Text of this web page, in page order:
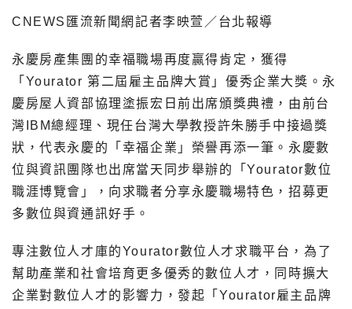
CNEWS匯流新聞網記者李映萱／台北報導
永慶房產集團的幸福職場再度贏得肯定，獲得
「Yourator 第二屆雇主品牌大賞」優秀企業大獎。永
慶房屋人資部協理塗振宏日前出席頒獎典禮，由前台
灣IBM總經理、現任台灣大學教授許朱勝手中接過獎
狀，代表永慶的「幸福企業」榮譽再添一筆。永慶數
位與資訊團隊也出席當天同步舉辦的「Yourator數位
職涯博覽會」，向求職者分享永慶職場特色，招募更
多數位與資通訊好手。
專注數位人才庫的Yourator數位人才求職平台，為了
幫助產業和社會培育更多優秀的數位人才，同時擴大
企業對數位人才的影響力，發起「Yourator雇主品牌